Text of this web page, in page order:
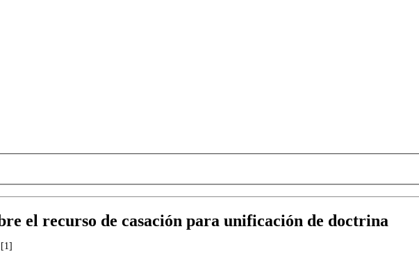
el recurso de casación para unificación de doctrina
[1]